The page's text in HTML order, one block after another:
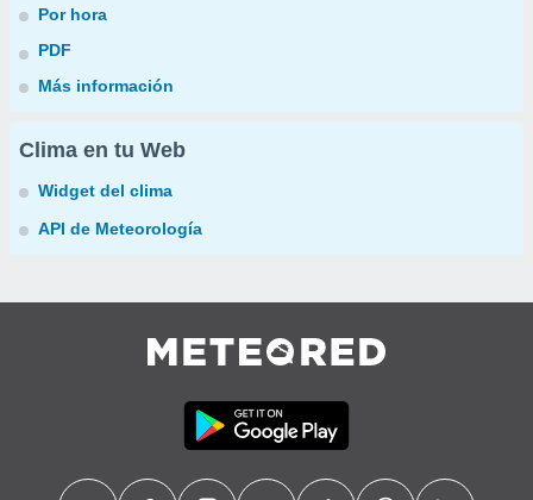
Por hora
PDF
Más información
Clima en tu Web
Widget del clima
API de Meteorología